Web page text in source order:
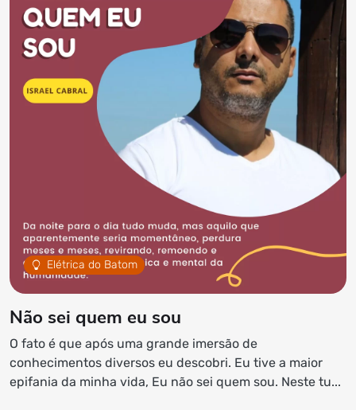
Elétrica do Batom
Não sei quem eu sou
O fato é que após uma grande imersão de
conhecimentos diversos eu descobri. Eu tive a maior
epifania da minha vida, Eu não sei quem sou. Neste tu...